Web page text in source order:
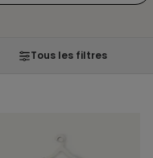
Tous les filtres